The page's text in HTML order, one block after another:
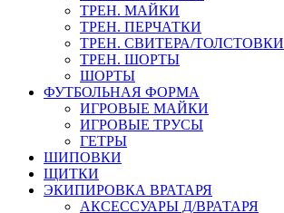
ТРЕН. МАЙКИ
ТРЕН. ПЕРЧАТКИ
ТРЕН. СВИТЕРА/ТОЛСТОВКИ
ТРЕН. ШОРТЫ
ШОРТЫ
ФУТБОЛЬНАЯ ФОРМА
ИГРОВЫЕ МАЙКИ
ИГРОВЫЕ ТРУСЫ
ГЕТРЫ
ШИПОВКИ
ЩИТКИ
ЭКИПИРОВКА ВРАТАРЯ
АКСЕССУАРЫ Д/ВРАТАРЯ